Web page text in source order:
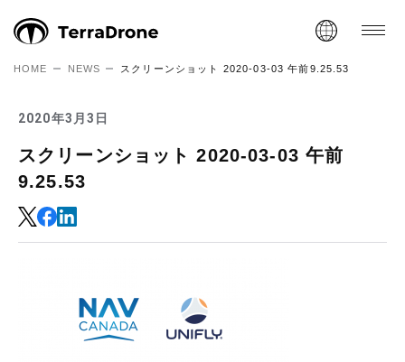
HOME NEWS スクリーンショット 2020-03-03 午前9.25.53
2020年3月3日
スクリーンショット 2020-03-03 午前
9.25.53